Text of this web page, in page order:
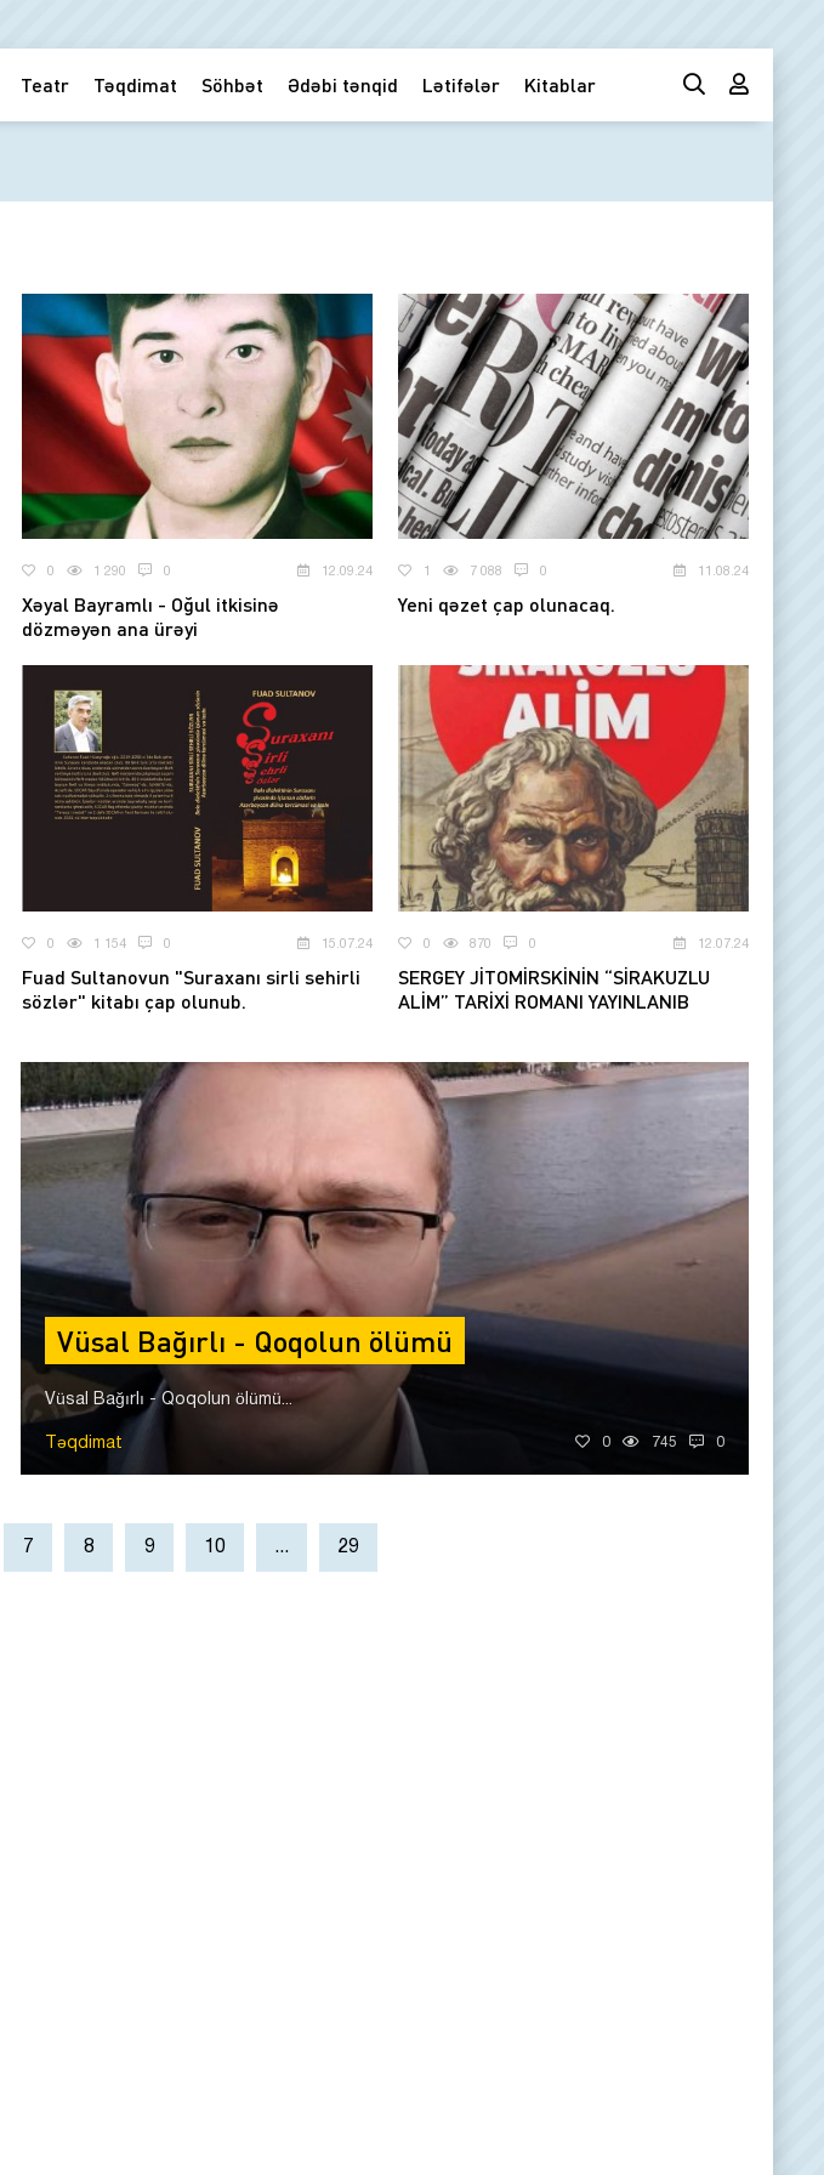
Teatr Təqdimat Söhbət Ədəbi tənqid Lətifələr Kitablar
0 1 290 0 12.09.24
Xəyal Bayramlı - Oğul itkisinə
dözməyən ana ürəyi
1 7 088 0 11.08.24
Yeni qəzet çap olunacaq.
0 1 154 0 15.07.24
Fuad Sultanovun "Suraxanı sirli sehirli
sözlər" kitabı çap olunub.
0 870 0 12.07.24
SERGEY JİTOMİRSKİNİN “SİRAKUZLU
ALİM” TARİXİ ROMANI YAYINLANIB
Vüsal Bağırlı - Qoqolun ölümü
Vüsal Bağırlı - Qoqolun ölümü...
Təqdimat 0 745 0
7 8 9 10 ... 29